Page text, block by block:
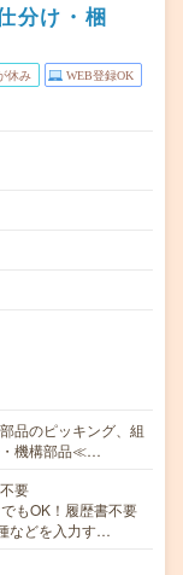
分け・梱
休み WEB登録OK
品のピッキング、組
・機構部品≪…
要
もOK！履歴書不要
などを入力す…